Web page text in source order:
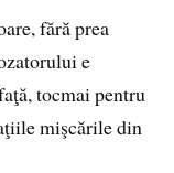
fără prea
e
tocmai pentru
mişcările din